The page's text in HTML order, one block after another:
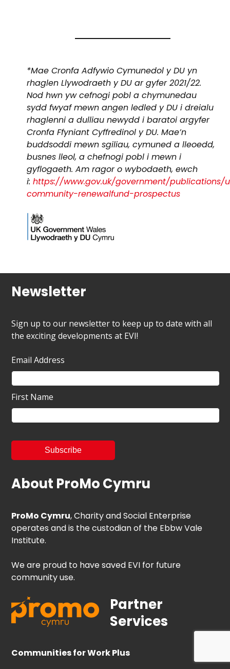
*Mae Cronfa Adfywio Cymunedol y DU yn
rhaglen Llywodraeth y DU ar gyfer 2021/22.
Nod hwn yw cefnogi pobl a chymunedau
sydd fwyaf mewn angen ledled y DU i dreialu
rhaglenni a dulliau newydd i baratoi argyfer
Cronfa Ffyniant Cyffredinol y DU. Mae’n
buddsoddi mewn sgiliau, cymuned a lleoedd,
busnes lleol, a chefnogi pobl i mewn i
gyflogaeth. Am ragor o wybodaeth, ewch
i:https://www.gov.uk/government/publications/
community-renewalfund-prospectus
Newsletter
Sign up to our newsletter to keep up to date with all
the exciting developments at EVI!
Email Address
First Name
About ProMo Cymru
ProMo Cymru, Charity and Social Enterprise
operates and is the custodian of the Ebbw Vale
Institute.
We are proud to have saved EVI for future
community use.
Partner
Services
Communities for Work Plus